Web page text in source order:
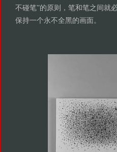
不碰笔”的原则，笔和笔之间就
保持一个永不全黑的画面。